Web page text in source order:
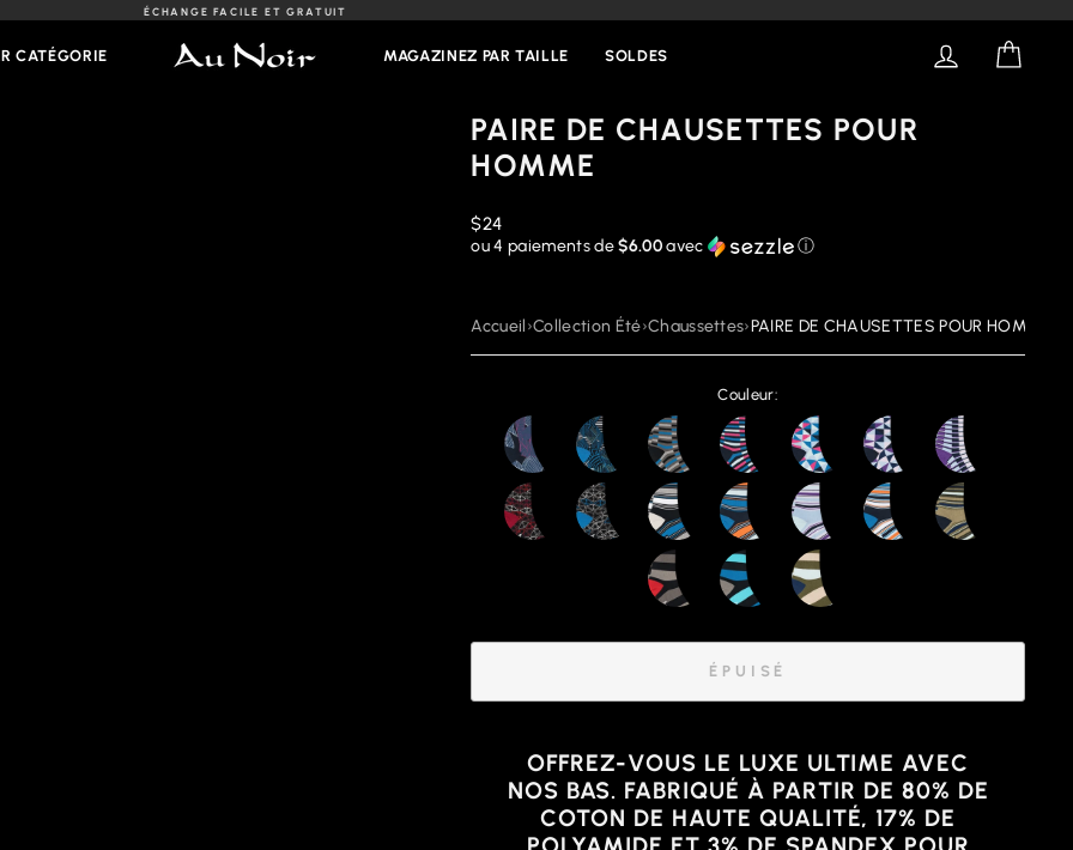
Pause
ÉCHANGE FACILE ET GRATUIT
CATÉGORIE MAGAZINEZ PAR TAILLE SOLDES SE
PAIRE DE CHAUSETTES POUR
HOMME
Prix
régulier
$24
ou 4 paiements de$6.00avec ⓘ
Accueil›Collection Été›Chaussettes›PAIRE DE CHAUSETTES POUR HOMME
Couleur:
ÉPUISÉ
OFFREZ-VOUS LE LUXE ULTIME AVEC
NOS BAS. FABRIQUÉ À PARTIR DE 80% DE
COTON DE HAUTE QUALITÉ, 17% DE